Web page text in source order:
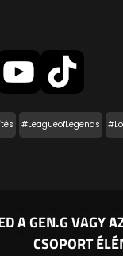
#LeagueofLegends
A GEN.G VAGY
CSOPORT